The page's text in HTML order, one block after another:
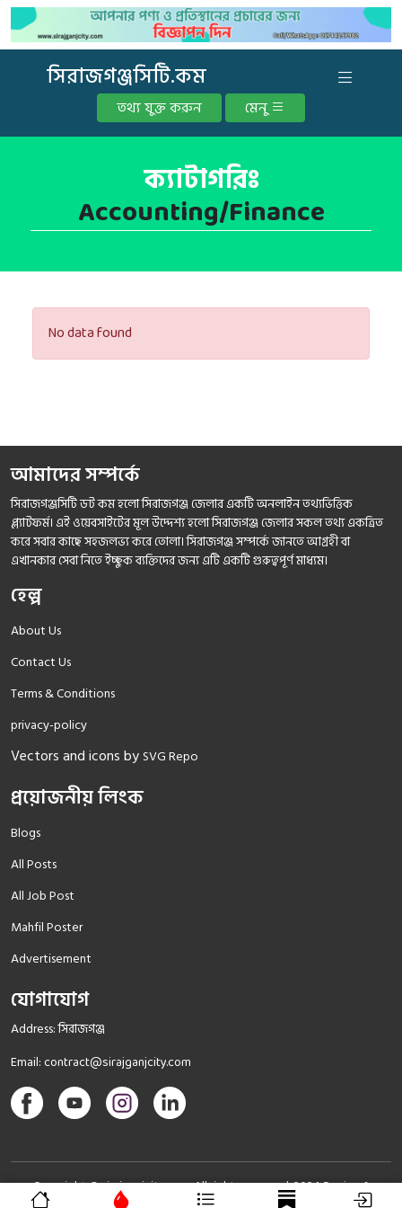
সিরাজগঞ্জসিটি.কম
তথ্য যুক্ত করুন মেনু
ক্যাটাগরিঃ
Accounting/Finance
No data found
আমাদের সম্পর্কে
সিরাজগঞ্জসিটি ডট কম হলো সিরাজগঞ্জ জেলার একটি অনলাইন তথ্যভিত্তিক
প্ল্যাটফর্ম। এই ওয়েবসাইটের মূল উদ্দেশ্য হলো সিরাজগঞ্জ জেলার সকল তথ্য একত্রিত
করে সবার কাছে সহজলভ্য করে তোলা। সিরাজগঞ্জ সম্পর্কে জানতে আগ্রহী বা
এখানকার সেবা নিতে ইচ্ছুক ব্যক্তিদের জন্য এটি একটি গুরুত্বপূর্ণ মাধ্যম।
হেল্প
About Us
Contact Us
Terms & Conditions
privacy-policy
Vectors and icons by SVG Repo
প্রয়োজনীয় লিংক
Blogs
All Posts
All Job Post
Mahfil Poster
Advertisement
যোগাযোগ
Address: সিরাজগঞ্জ
Email:contract@sirajganjcity.com
Copyright © sirajganjcity.com All rights reserved. 2024Design &